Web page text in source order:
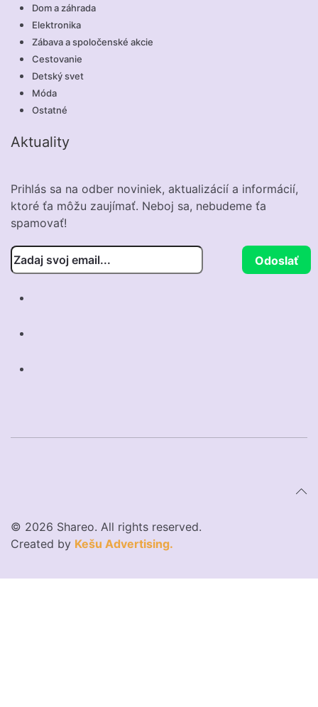
Dom a záhrada
Elektronika
Zábava a spoločenské akcie
Cestovanie
Detský svet
Móda
Ostatné
Aktuality
Prihlás sa na odber noviniek, aktualizácií a informácií,
ktoré ťa môžu zaujímať. Neboj sa, nebudeme ťa
spamovať!
Odoslať
© 2026 Shareo. All rights reserved.
Created by Kešu Advertising.